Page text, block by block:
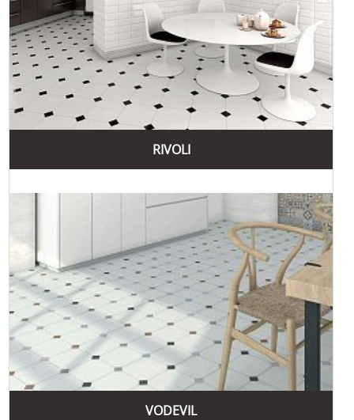
RIVOLI
VODEVIL